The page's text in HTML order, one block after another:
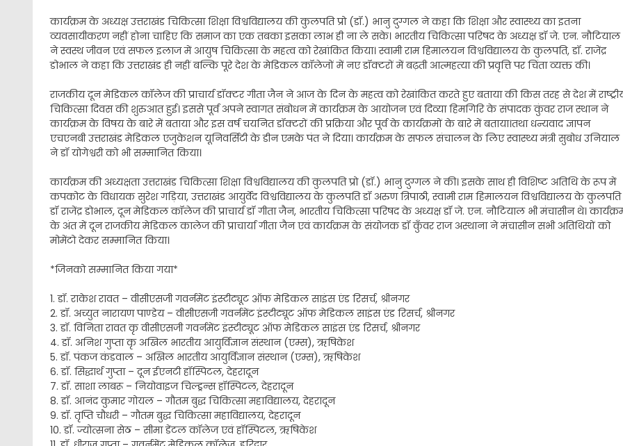
कार्यक्रम के अध्यक्ष उत्तराखंड चिकित्सा शिक्षा विश्वविद्यालय की कुलपति प्रो (डॉ.) भानु दुग्गल ने कहा कि शिक्षा और स्वास्थ्य का इतना
व्यवसायीकरण नहीं होना चाहिए कि समाज का एक तबका इसका लाभ ही ना ले सके। भारतीय चिकित्सा परिषद के अध्यक्ष डॉ जे. एन. नौटियाल
ने स्वस्थ जीवन एवं सफल इलाज में आयुष चिकित्सा के महत्व को रेखांकित किया। स्वामी राम हिमालयन विश्वविद्यालय के कुलपति, डॉ. राजेंद्र
डोभाल ने कहा कि उत्तराखंड ही नहीं बल्कि पूरे देश के मेडिकल कॉलेजों में नए डॉक्टरों में बढ़ती आत्महत्या की प्रवृत्ति पर चिंता व्यक्त की।
राजकीय दून मेडिकल कॉलेज की प्राचार्य डॉक्टर गीता जैन ने आज के दिन के महत्व को रेखांकित करते हुए बताया की किस तरह से देश में
चिकित्सा दिवस की शुरुआत हुई। इससे पूर्व अपने स्वागत संबोधन में कार्यक्रम के आयोजन एवं दिव्या हिमगिरि के संपादक कुंवर राज स्थान ने
कार्यक्रम के विषय के बारे में बताया और इस वर्ष चयनित डॉक्टरों की प्रक्रिया और पूर्व के कार्यक्रमों के बारे में बताया।तथा धन्यवाद ज्ञापन
एचएनबी उत्तराखंड मेडिकल एजुकेशन यूनिवर्सिटी के डीन एमके पंत ने दिया। कार्यक्रम के सफल संचालन के लिए स्वास्थ्य मंत्री सुबोध उनियाल
ने डॉ योगेश्वरी को भी सम्मानित किया।
कार्यक्रम की अध्यक्षता उत्तराखंड चिकित्सा शिक्षा विश्वविद्यालय की कुलपति प्रो (डॉ.) भानु दुग्गल ने की। इसके साथ ही विशिष्ट अतिथि के रूप में
कपकोट के विधायक सुरेश गड़िया, उत्तराखंड आयुर्वेद विश्वविद्यालय के कुलपति डॉ अरुण त्रिपाठी, स्वामी राम हिमालयन विश्वविद्यालय के कुलपति
डॉ राजेंद्र डोभाल, दून मेडिकल कॉलेज की प्राचार्य डॉ गीता जैन, भारतीय चिकित्सा परिषद के अध्यक्ष डॉ जे. एन. नौटियाल भी मंचासीन थे।
के अंत में दून राजकीय मेडिकल कालेज की प्राचार्या गीता जैन एवं कार्यक्रम के संयोजक डॉ कुँवर राज अस्थाना ने मंचासीन सभी अतिथियों को
मोमेंटो देकर सम्मानित किया।
*जिनको सम्मानित किया गया*
1. डॉ. राकेश रावत – वीसीएसजी गवर्नमेंट इंस्टीट्यूट ऑफ मेडिकल साइंस एंड रिसर्च, श्रीनगर
2. डॉ. अच्युत नारायण पाण्डेय – वीसीएसजी गवर्नमेंट इंस्टीट्यूट ऑफ मेडिकल साइंस एंड रिसर्च, श्रीनगर
3. डॉ. विनिता रावत कृ वीसीएसजी गवर्नमेंट इंस्टीट्यूट ऑफ मेडिकल साइंस एंड रिसर्च, श्रीनगर
4. डॉ. अनिश गुप्ता कृ अखिल भारतीय आयुर्विज्ञान संस्थान (एम्स), ऋषिकेश
5. डॉ. पंकज कंडवाल – अखिल भारतीय आयुर्विज्ञान संस्थान (एम्स), ऋषिकेश
6. डॉ. सिद्धार्थ गुप्ता – दून ईएनटी हॉस्पिटल, देहरादून
7. डॉ. साशा लाबरू – नियोवाइज चिल्ड्रन्स हॉस्पिटल, देहरादून
8. डॉ. आनंद कुमार गोयल – गौतम बुद्ध चिकित्सा महाविद्यालय, देहरादून
9. डॉ. तृप्ति चौधरी – गौतम बुद्ध चिकित्सा महाविद्यालय, देहरादून
10. डॉ. ज्योत्सना सेठ – सीमा डेंटल कॉलेज एवं हॉस्पिटल, ऋषिकेश